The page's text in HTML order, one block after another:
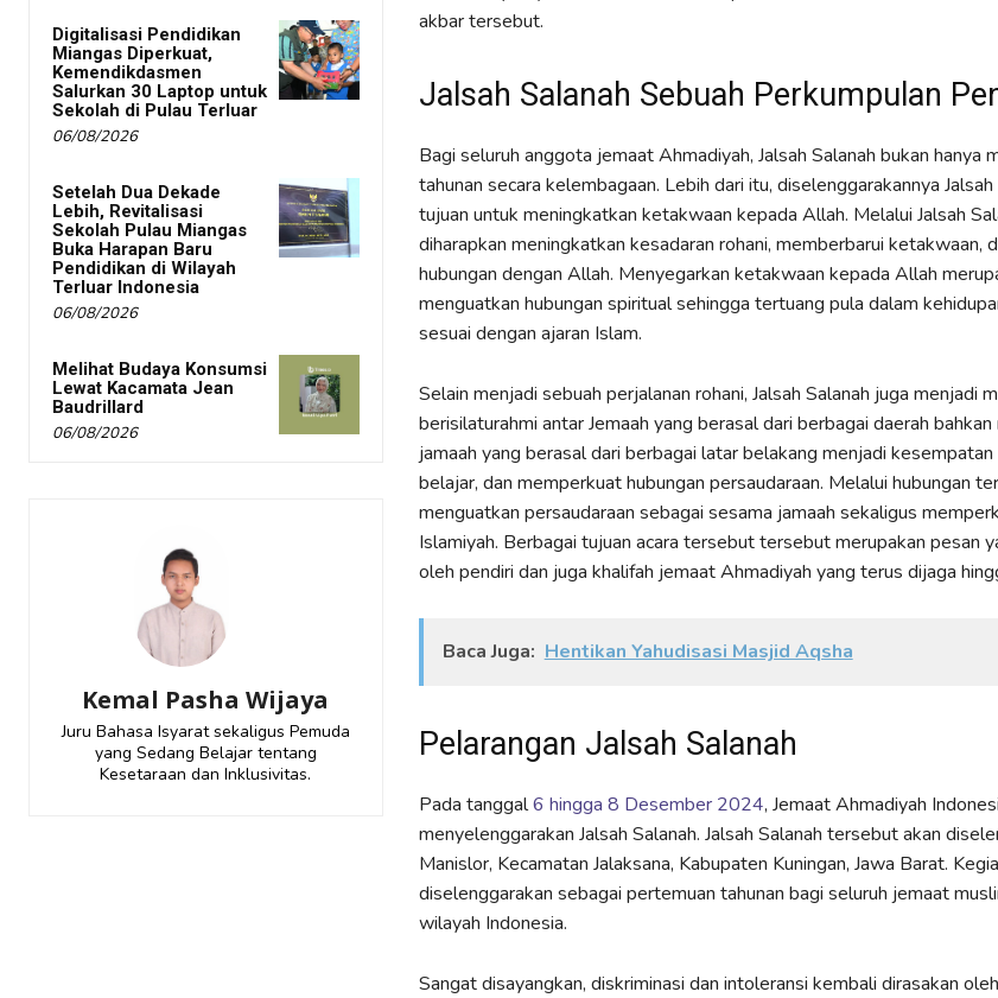
Digitalisasi Pendidikan
Miangas Diperkuat,
Kemendikdasmen
Salurkan 30 Laptop untuk
Sekolah di Pulau Terluar
06/08/2026
Setelah Dua Dekade
Lebih, Revitalisasi
Sekolah Pulau Miangas
Buka Harapan Baru
Pendidikan di Wilayah
Terluar Indonesia
06/08/2026
Melihat Budaya Konsumsi
Lewat Kacamata Jean
Baudrillard
06/08/2026
Kemal Pasha Wijaya
Juru Bahasa Isyarat sekaligus Pemuda
yang Sedang Belajar tentang
Kesetaraan dan Inklusivitas.
akbar tersebut.
Jalsah Salanah Sebuah Perkumpulan
Bagi seluruh anggota jemaat Ahmadiyah, Jalsah Salanah bukan hanya
tahunan secara kelembagaan. Lebih dari itu, diselenggarakannya
tujuan untuk meningkatkan ketakwaan kepada Allah. Melalui Jalsah
diharapkan meningkatkan kesadaran rohani, memberbarui ketakwaan,
hubungan dengan Allah. Menyegarkan ketakwaan kepada Allah
menguatkan hubungan spiritual sehingga tertuang pula dalam
sesuai dengan ajaran Islam.
Selain menjadi sebuah perjalanan rohani, Jalsah Salanah juga menjadi
berisilaturahmi antar Jemaah yang berasal dari berbagai daerah
jamaah yang berasal dari berbagai latar belakang menjadi
belajar, dan memperkuat hubungan persaudaraan. Melalui hubungan
menguatkan persaudaraan sebagai sesama jamaah sekaligus
Islamiyah. Berbagai tujuan acara tersebut tersebut merupakan pesan
oleh pendiri dan juga khalifah jemaat Ahmadiyah yang terus dijaga
Baca Juga: Hentikan Yahudisasi Masjid Aqsha
Pelarangan Jalsah Salanah
Pada tanggal6 hingga 8 Desember 2024, Jemaat Ahmadiyah
menyelenggarakan Jalsah Salanah. Jalsah Salanah tersebut akan
Manislor, Kecamatan Jalaksana, Kabupaten Kuningan, Jawa Barat.
diselenggarakan sebagai pertemuan tahunan bagi seluruh jemaat
wilayah Indonesia.
Sangat disayangkan, diskriminasi dan intoleransi kembali dirasakan